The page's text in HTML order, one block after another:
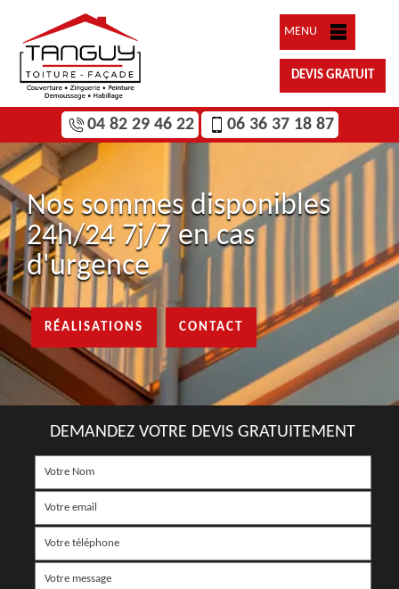
MENU
DEVIS GRATUIT
04 82 29 46 22 06 36 37 18 87
Nos sommes disponibles
24h/24 7j/7 en cas
d'urgence
RÉALISATIONS CONTACT
DEMANDEZ VOTRE DEVIS GRATUITEMENT